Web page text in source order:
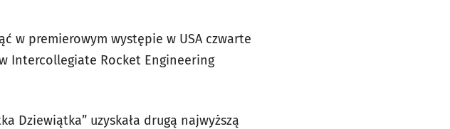
w premierowym występie w USA czwarte
Intercollegiate Rocket Engineering
Dziewiątka” uzyskała drugą najwyższą